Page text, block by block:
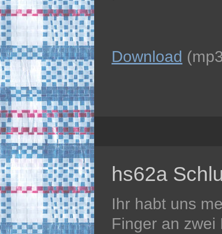
Download
hs62a
Ihr habt uns
Finger an zwei